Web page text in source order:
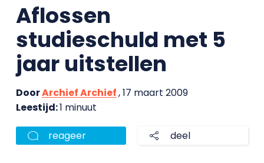
Aflossen
studieschuld met 5
jaar uitstellen
DoorArchief Archief, 17 maart 2009
Leestijd:1 minuut
reageer deel